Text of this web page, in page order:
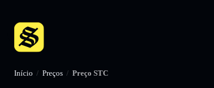
Início / Preços / Preço STC